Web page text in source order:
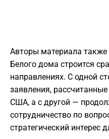
Авторы материала также
Белого дома строится
направлениях. С одной
заявления,
США, а с другой —
сотрудничество по
стратегический интерес